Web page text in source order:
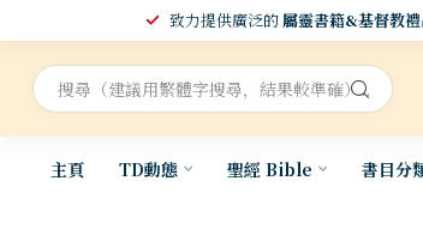
致力提供廣泛的屬靈書籍&基督教
主頁 TD動態 聖經 Bible 書目分